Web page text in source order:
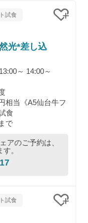
試食
光*差し込
～ 14:00～
相当《A5仙台牛フ
食
で
アのご予約は、
。
試食